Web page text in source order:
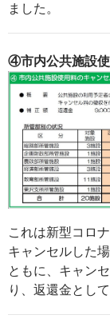
ました。
④市内公共施設
これは新型コロ
キャンセルした
ともに、キャン
り、返還金とし